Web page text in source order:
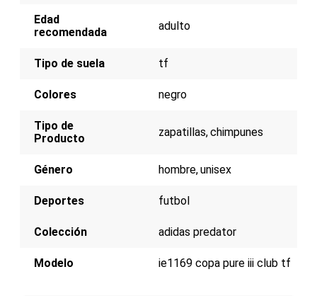
Adecuadas para hombres y mujeres
Edad
recomendada
adulto
Tipo de suela tf
Colores negro
Tipo de
Producto
zapatillas chimpunes
Género hombre unisex
Deportes futbol
Colección adidas predator
Modelo ie1169 copa pure iii club tf